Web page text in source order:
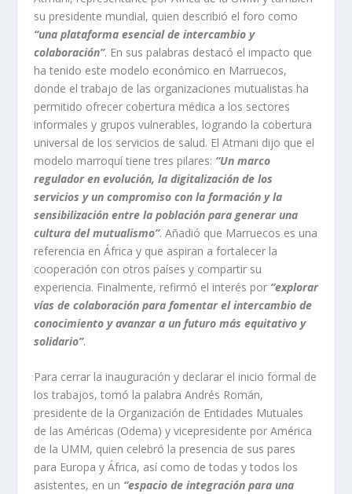
su presidente mundial, quien describió el foro como
“una plataforma esencial de intercambio y
colaboración”. En sus palabras destacó el impacto que
ha tenido este modelo económico en Marruecos,
donde el trabajo de las organizaciones mutualistas ha
permitido ofrecer cobertura médica a los sectores
informales y grupos vulnerables, logrando la cobertura
universal de los servicios de salud. El Atmani dijo que el
modelo marroquí tiene tres pilares: “Un marco
regulador en evolución, la digitalización de los
servicios y un compromiso con la formación y la
sensibilización entre la población para generar una
cultura del mutualismo”. Añadió que Marruecos es una
referencia en África y que aspiran a fortalecer la
cooperación con otros países y compartir su
experiencia. Finalmente, refirmó el interés por “explorar
vías de colaboración para fomentar el intercambio de
conocimiento y avanzar a un futuro más equitativo y
solidario”.
Para cerrar la inauguración y declarar el inicio formal de
los trabajos, tomó la palabra Andrés Román,
presidente de la Organización de Entidades Mutuales
de las Américas (Odema) y vicepresidente por América
de la UMM, quien celebró la presencia de sus pares
para Europa y África, así como de todas y todos los
asistentes, en un “espacio de integración para una